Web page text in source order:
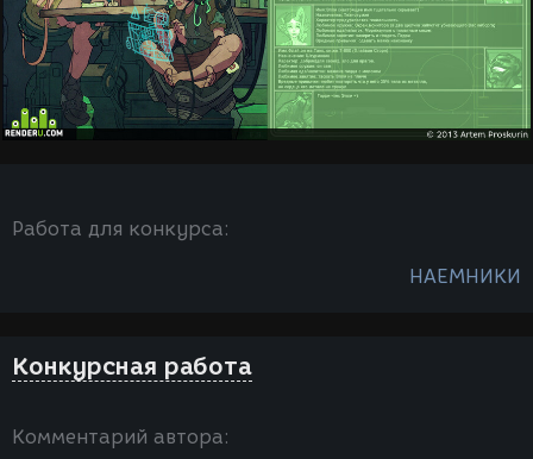
Работа для конкурса:
НАЕМНИКИ
Конкурсная работа
Комментарий автора: